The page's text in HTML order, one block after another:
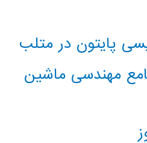
پایتون در متلب
مهندسی ماشین